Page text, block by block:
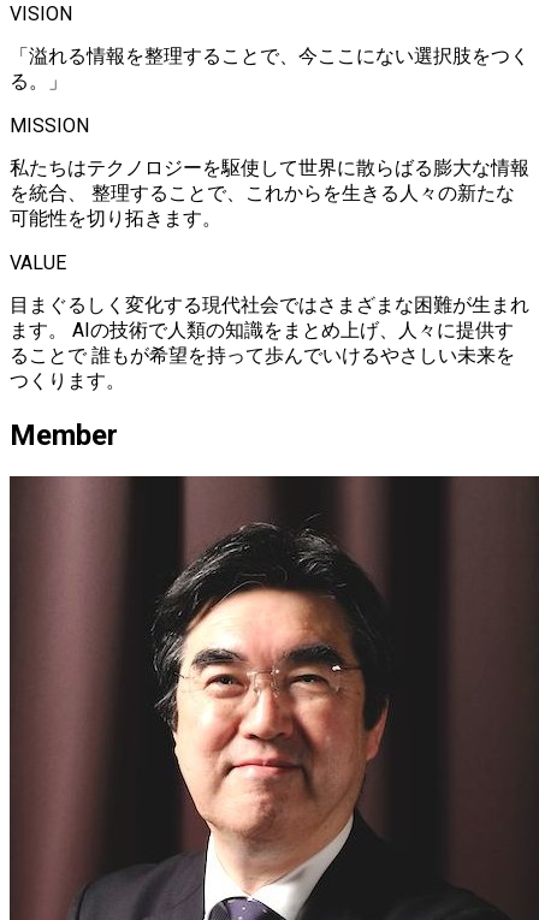
VISION
「溢れる情報を整理することで、今ここにない選択肢をつく
る。」
MISSION
私たちはテクノロジーを駆使して世界に散らばる膨大な情報
を統合、 整理することで、これからを生きる人々の新たな
可能性を切り拓きます。
VALUE
目まぐるしく変化する現代社会ではさまざまな困難が生まれ
ます。 AIの技術で人類の知識をまとめ上げ、人々に提供す
ることで 誰もが希望を持って歩んでいけるやさしい未来を
つくります。
Member